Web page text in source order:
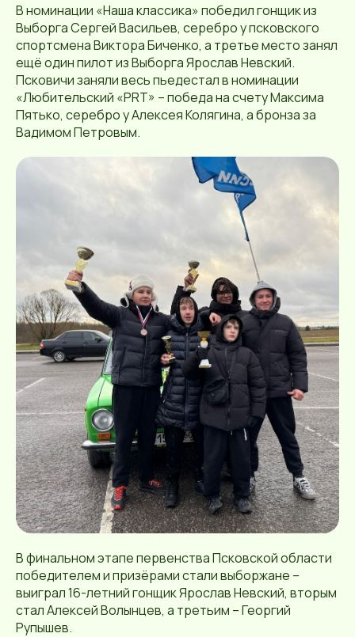
В номинации «Наша классика» победил гонщик из
Выборга Сергей Васильев, серебро у псковского
спортсмена Виктора Биченко, а третье место занял
ещё один пилот из Выборга Ярослав Невский.
Псковичи заняли весь пьедестал в номинации
«Любительский «PRT» – победа на счету Максима
Пятько, серебро у Алексея Колягина, а бронза за
Вадимом Петровым.
В финальном этапе первенства Псковской области
победителем и призёрами стали выборжане –
выиграл 16-летний гонщик Ярослав Невский, вторым
стал Алексей Волынцев, а третьим – Георгий
Рупышев.